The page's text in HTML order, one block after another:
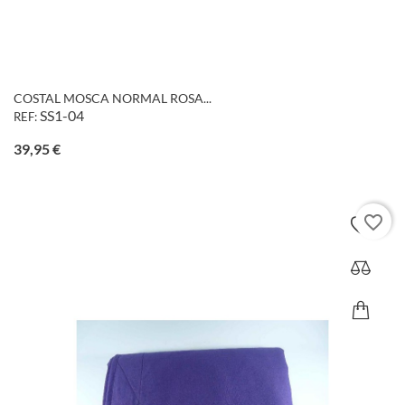
COSTAL MOSCA NORMAL ROSA...
REF: SS1-04
39,95 €Precio
favorite_border